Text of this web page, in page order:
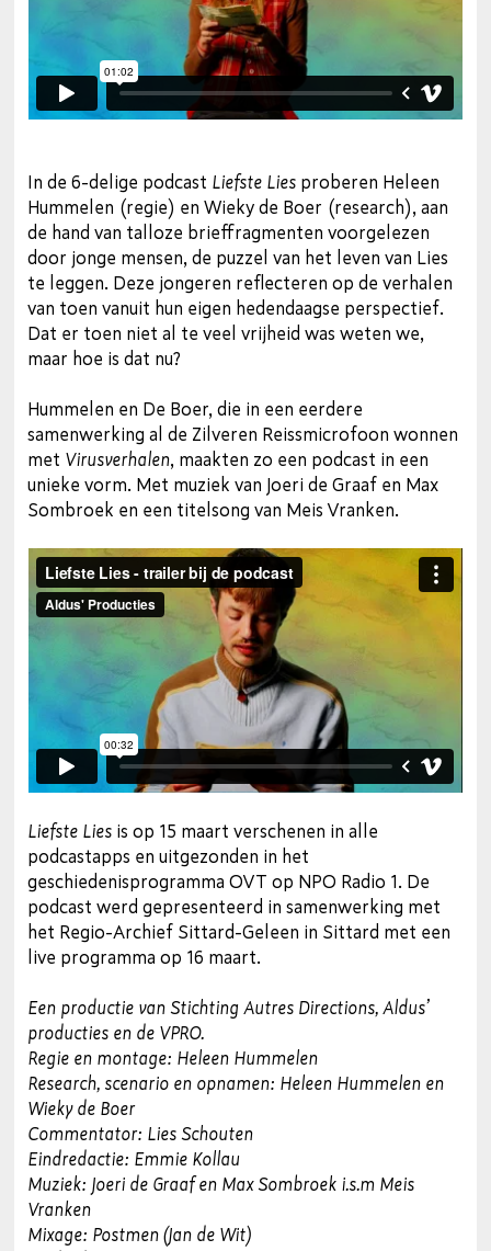
In de 6-delige podcast Liefste Lies proberen Heleen
Hummelen (regie) en Wieky de Boer (research), aan
de hand van talloze brieffragmenten voorgelezen
door jonge mensen, de puzzel van het leven van Lies
te leggen. Deze jongeren reflecteren op de verhalen
van toen vanuit hun eigen hedendaagse perspectief.
Dat er toen niet al te veel vrijheid was weten we,
maar hoe is dat nu?
Hummelen en De Boer, die in een eerdere
samenwerking al de Zilveren Reissmicrofoon wonnen
met Virusverhalen, maakten zo een podcast in een
unieke vorm. Met muziek van Joeri de Graaf en Max
Sombroek en een titelsong van Meis Vranken.
Liefste Lies is op 15 maart verschenen in alle
podcastapps en uitgezonden in het
geschiedenisprogramma OVT op NPO Radio 1. De
podcast werd gepresenteerd in samenwerking met
het Regio-Archief Sittard-Geleen in Sittard met een
live programma op 16 maart.
Een productie van Stichting Autres Directions, Aldus’
producties en de VPRO.
Regie en montage: Heleen Hummelen
Research, scenario en opnamen: Heleen Hummelen en
Wieky de Boer
Commentator: Lies Schouten
Eindredactie: Emmie Kollau
Muziek: Joeri de Graaf en Max Sombroek i.s.m Meis
Vranken
Mixage: Postmen (Jan de Wit)